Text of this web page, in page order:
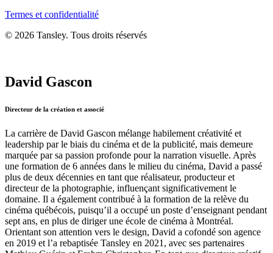
Termes et confidentialité
© 2026 Tansley. Tous droits réservés
David Gascon
Directeur de la création et associé
La carrière de David Gascon mélange habilement créativité et
leadership par le biais du cinéma et de la publicité, mais demeure
marquée par sa passion profonde pour la narration visuelle. Après
une formation de 6 années dans le milieu du cinéma, David a passé
plus de deux décennies en tant que réalisateur, producteur et
directeur de la photographie, influençant significativement le
domaine. Il a également contribué à la formation de la relève du
cinéma québécois, puisqu’il a occupé un poste d’enseignant pendant
sept ans, en plus de diriger une école de cinéma à Montréal.
Orientant son attention vers le design, David a cofondé son agence
en 2019 et l’a rebaptisée Tansley en 2021, avec ses partenaires